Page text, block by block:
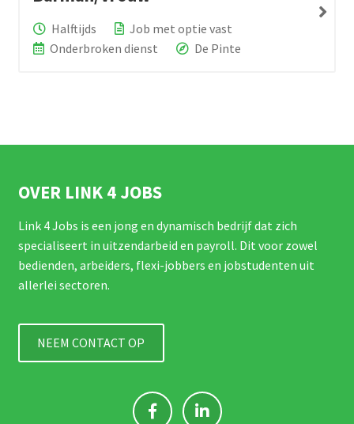
Halftijds
Job met optie vast
Onderbroken dienst
De Pinte
OVER LINK 4 JOBS
Link 4 Jobs is een jong en dynamisch bedrijf dat zich
specialiseert in uitzendarbeid en payroll. Dit voor zowel
bedienden, arbeiders, flexi-jobbers en jobstudenten uit
allerlei sectoren.
NEEM CONTACT OP